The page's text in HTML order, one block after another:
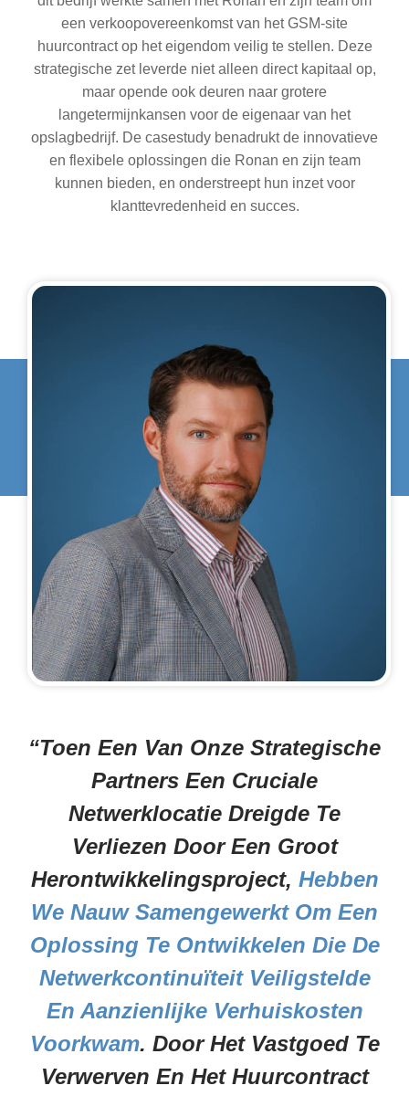
een verkoopovereenkomst van het GSM-site
huurcontract op het eigendom veilig te stellen. Deze
strategische zet leverde niet alleen direct kapitaal op,
maar opende ook deuren naar grotere
langetermijnkansen voor de eigenaar van het
opslagbedrijf. De casestudy benadrukt de innovatieve
en flexibele oplossingen die Ronan en zijn team
kunnen bieden, en onderstreept hun inzet voor
klanttevredenheid en succes.
“Toen Een Van Onze Strategische
Partners Een Cruciale
Netwerklocatie Dreigde Te
Verliezen Door Een Groot
Herontwikkelingsproject, Hebben
We Nauw Samengewerkt Om Een
Oplossing Te Ontwikkelen Die De
Netwerkcontinuïteit Veiligstelde
En Aanzienlijke Verhuiskosten
Voorkwam. Door Het Vastgoed Te
Verwerven En Het Huurcontract